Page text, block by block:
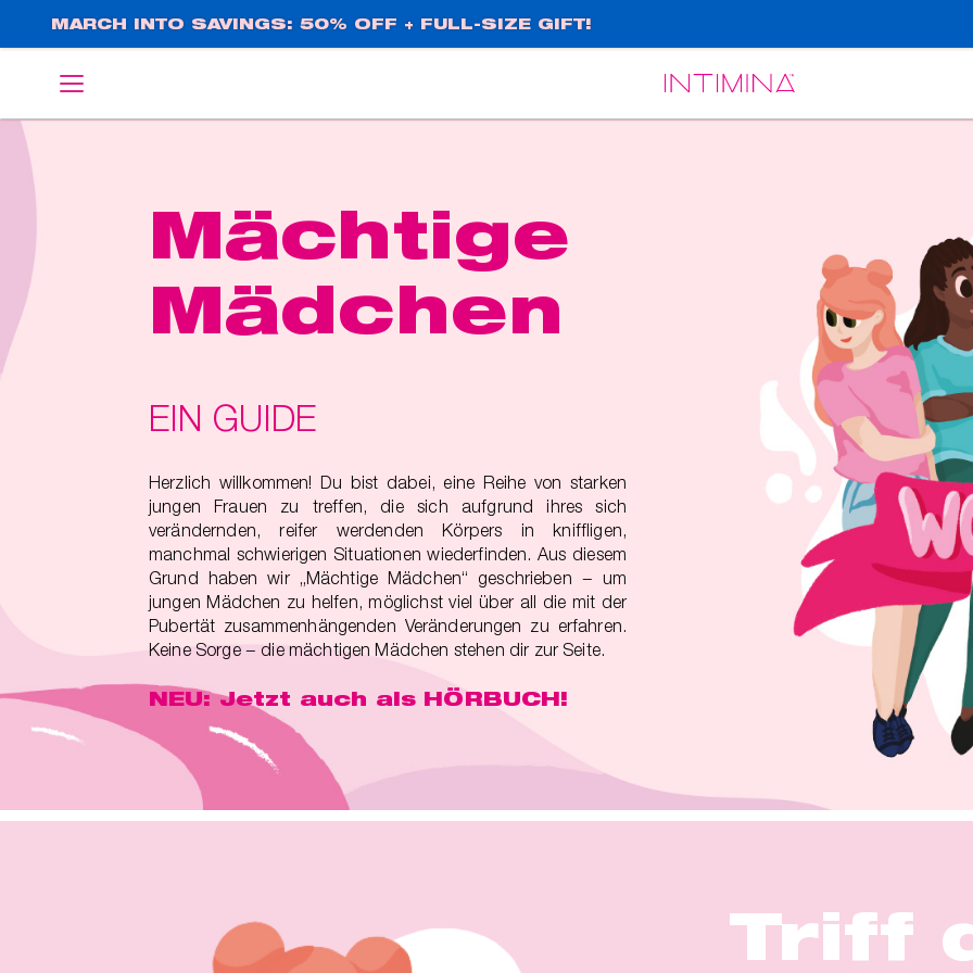
MARCH INTO SAVINGS: 50% OFF + FULL-SIZE GIFT!
English
Mächtige
Mädchen
EIN GUIDE
Herzlich willkommen! Du bist dabei, eine Reihe von starken
jungen Frauen zu treffen, die sich aufgrund ihres sich
verändernden, reifer werdenden Körpers in kniffligen,
manchmal schwierigen Situationen wiederfinden. Aus diesem
Grund haben wir „Mächtige Mädchen“ geschrieben − um
jungen Mädchen zu helfen, möglichst viel über all die mit der
Pubertät zusammenhängenden Veränderungen zu erfahren.
Keine Sorge − die mächtigen Mädchen stehen dir zur Seite.
NEU: Jetzt auch als HÖRBUCH!
Triff
Triff
Triff
Triff